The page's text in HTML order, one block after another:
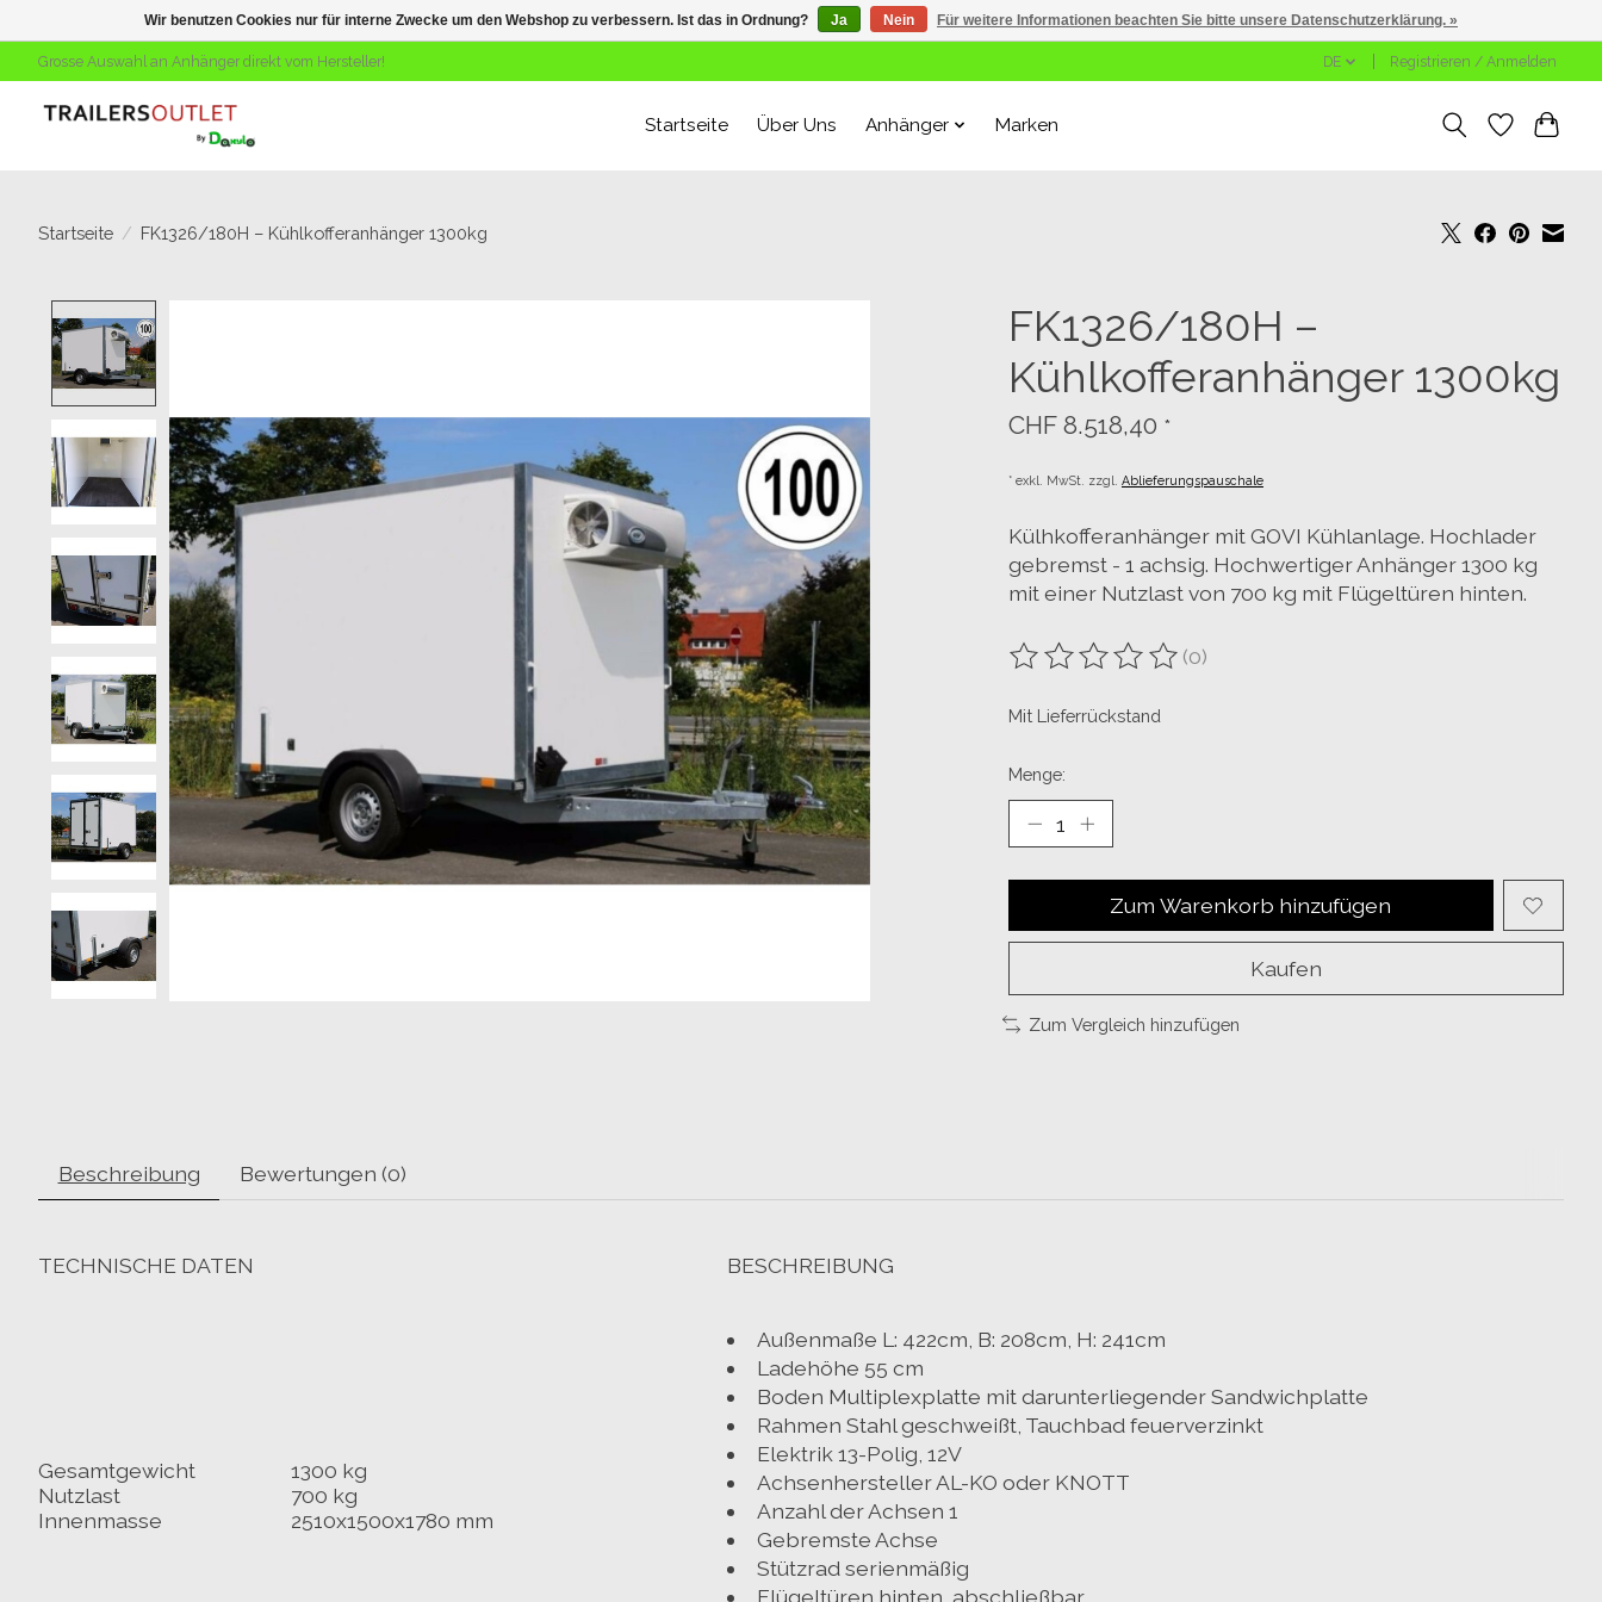
Grosse Auswahl an Anhänger direkt vom Hersteller! DE Registrieren / Anmelden
Startseite Über Uns Anhänger Marken
Startseite / FK1326/180H – Kühlkofferanhänger 1300kg
FK1326/180H –
Kühlkofferanhänger 1300kg
CHF 8.518,40 *
* exkl. MwSt. zzgl. Ablieferungspauschale
Külhkofferanhänger mit GOVI Kühlanlage. Hochlader
gebremst - 1 achsig. Hochwertiger Anhänger 1300 kg
mit einer Nutzlast von 700 kg mit Flügeltüren hinten.
Die Bewertung dieses Produkts ist
(0)
Mit Lieferrückstand
Menge:
Zum Warenkorb hinzufügen
Kaufen
Zum Vergleich hinzufügen
Beschreibung Bewertungen (0)
TECHNISCHE DATEN BESCHREIBUNG
Gesamtgewicht
1300 kg
Nutzlast
700 kg
Innenmasse
2510x1500x1780 mm
Außenmaße L: 422cm, B: 208cm, H: 241cm
Ladehöhe 55 cm
Boden Multiplexplatte mit darunterliegender Sandwichplatte
Rahmen Stahl geschweißt, Tauchbad feuerverzinkt
Elektrik 13-Polig, 12V
Achsenhersteller AL-KO oder KNOTT
Anzahl der Achsen 1
Gebremste Achse
Stützrad serienmäßig
Flügeltüren hinten, abschließbar
Wir benutzen Cookies nur für interne Zwecke um den Webshop zu verbessern. Ist das in Ordnung? Ja Nein Für weitere Informationen beachten Sie bitte unsere Datenschutzerklärung. »